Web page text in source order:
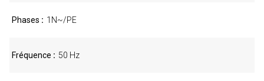
Phases 1N~/PE
Fréquence 50 Hz